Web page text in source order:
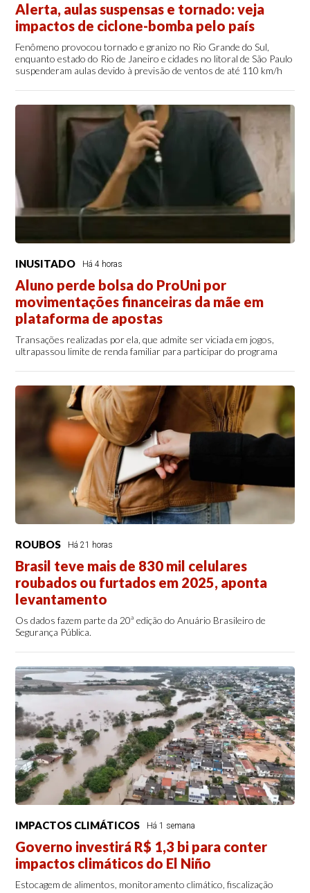
Alerta, aulas suspensas e tornado: veja
impactos de ciclone-bomba pelo país
Fenômeno provocou tornado e granizo no Rio Grande do Sul,
enquanto estado do Rio de Janeiro e cidades no litoral de São Paulo
suspenderam aulas devido à previsão de ventos de até 110 km/h
INUSITADO Há 4 horas
Aluno perde bolsa do ProUni por
movimentações financeiras da mãe em
plataforma de apostas
Transações realizadas por ela, que admite ser viciada em jogos,
ultrapassou limite de renda familiar para participar do programa
ROUBOS Há 21 horas
Brasil teve mais de 830 mil celulares
roubados ou furtados em 2025, aponta
levantamento
Os dados fazem parte da 20ª edição do Anuário Brasileiro de
Segurança Pública.
IMPACTOS CLIMÁTICOS Há 1 semana
Governo investirá R$ 1,3 bi para conter
impactos climáticos do El Niño
Estocagem de alimentos, monitoramento climático, fiscalização